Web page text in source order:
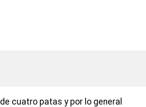
de cuatro patas y por lo general